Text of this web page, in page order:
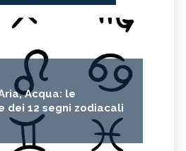
Acqua: le
dei 12 segni zodiacali